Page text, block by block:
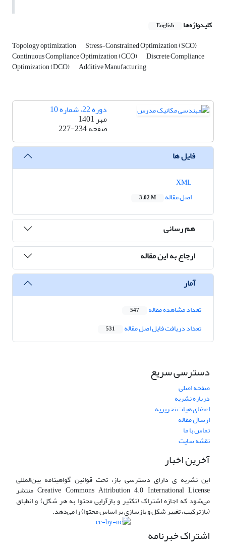
کلیدواژه‌ها English
Topology optimization Stress-Constrained Optimization (SCO)
Continuous Compliance Optimization (CCO) Discrete Compliance
Optimization (DCO) Additive Manufacturing
دوره 22، شماره 10
مهر 1401
صفحه227-234
فایل ها
اصل مقاله
3.02 M
هم رسانی
ارجاع به این مقاله
آمار
تعداد مشاهده مقاله 547
تعداد دریافت فایل اصل مقاله 531
دسترسی سریع
صفحه اصلی
درباره نشریه
اعضای هیات تحریریه
ارسال مقاله
تماس با ما
نقشه سایت
آخرین اخبار
این نشریه ی دارای دسترسی باز، تحت قوانین گواهینامه بین‌المللی
Creative Commons Attribution 4.0 International License منتشر
می‌شود که اجازه اشتراک (تکثیر و بازآرایی محتوا به هر شکل) و انطباق
(بازترکیب، تغییر شکل و بازسازی بر اساس محتوا) را می‌دهد.
اشتراک خبرنامه